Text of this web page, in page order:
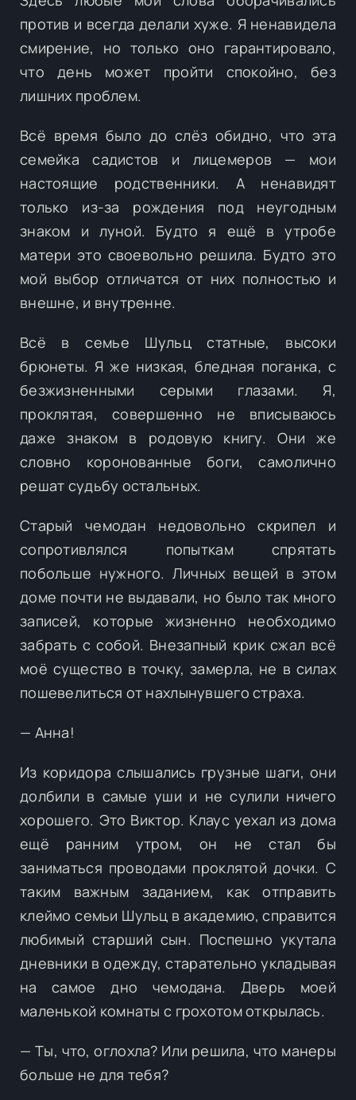
против и всегда делали хуже. Я ненавидела
смирение, но только оно гарантировало,
что день может пройти спокойно, без
лишних проблем.
Всё время было до слёз обидно, что эта
семейка садистов и лицемеров — мои
настоящие родственники. А ненавидят
только из-за рождения под неугодным
знаком и луной. Будто я ещё в утробе
матери это своевольно решила. Будто это
мой выбор отличатся от них полностью и
внешне, и внутренне.
Всё в семье Шульц статные, высоки
брюнеты. Я же низкая, бледная поганка, с
безжизненными серыми глазами. Я,
проклятая, совершенно не вписываюсь
даже знаком в родовую книгу. Они же
словно коронованные боги, самолично
решат судьбу остальных.
Старый чемодан недовольно скрипел и
сопротивлялся попыткам спрятать
побольше нужного. Личных вещей в этом
доме почти не выдавали, но было так много
записей, которые жизненно необходимо
забрать с собой. Внезапный крик сжал всё
моё существо в точку, замерла, не в силах
пошевелиться от нахлынувшего страха.
— Анна!
Из коридора слышались грузные шаги, они
долбили в самые уши и не сулили ничего
хорошего. Это Виктор. Клаус уехал из дома
ещё ранним утром, он не стал бы
заниматься проводами проклятой дочки. С
таким важным заданием, как отправить
клеймо семьи Шульц в академию, справится
любимый старший сын. Поспешно укутала
дневники в одежду, старательно укладывая
на самое дно чемодана. Дверь моей
маленькой комнаты с грохотом открылась.
— Ты, что, оглохла? Или решила, что манеры
больше не для тебя?